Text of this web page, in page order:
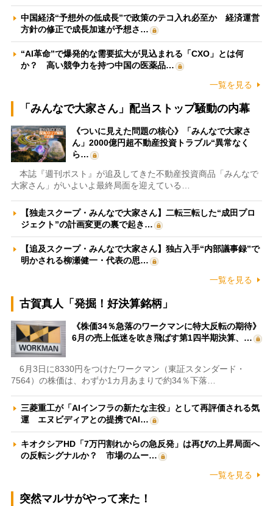
中国経済“予想外の低成長”で政策のテコ入れ必至か 経済運営
方針の修正で成長加速が予想さ…
“AI革命”で爆発的な需要拡大が見込まれる「CXO」とは何
か？ 高い競争力を持つ中国の医薬品…
一覧を見る
「みんなで大家さん」配当ストップ騒動の内幕
《ついに見えた問題の核心》「みんなで大家さ
ん」2000億円超不動産投資トラブル“異常なく
ら…
本誌『週刊ポスト』が追及してきた不動産投資商品「みんなで
大家さん」がいよいよ最終局面を迎えている…
【独走スクープ・みんなで大家さん】二転三転した“成田プロ
ジェクト”の計画変更の裏で起き…
【追及スクープ・みんなで大家さん】独占入手“内部議事録”で
明かされる柳瀬健一・代表の思…
一覧を見る
古賀真人「発掘！好決算銘柄」
《株価34％急落のワークマンに特大反転の期待》
6月の売上低迷を吹き飛ばす第1四半期決算、…
6月3日に8330円をつけたワークマン（東証スタンダード・
7564）の株価は、わずか1カ月あまりで約34％下落…
三菱重工が「AIインフラの新たな主役」として再評価される気
運 エヌビディアとの提携でAI…
キオクシアHD「7万円割れからの急反発」は再びの上昇局面へ
の反転シグナルか？ 市場のムー…
一覧を見る
突然マルサがやって来た！